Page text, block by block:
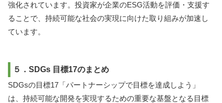
強化されています。投資家が企業のESG活動を評価・支援す
ることで、持続可能な社会の実現に向けた取り組みが加速し
ています。
５．SDGs 目標17のまとめ
SDGsの目標17「パートナーシップで目標を達成しよう」
は、持続可能な開発を実現するための重要な基盤となる目標